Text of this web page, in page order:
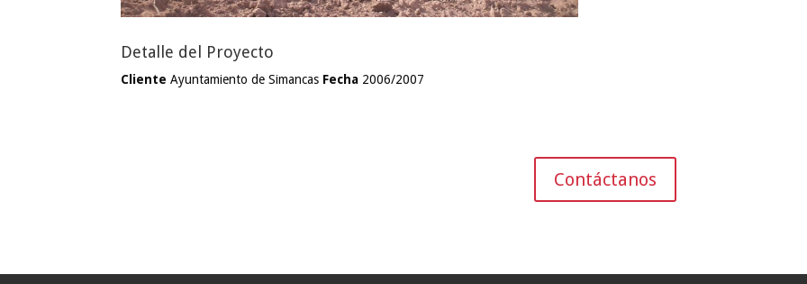
Detalle del Proyecto
ClienteAyuntamiento de Simancas Fecha 2006/2007
Contáctanos